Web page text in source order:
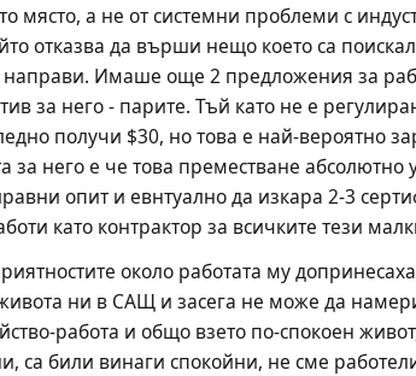
място, а не от системни проблеми с
отказва да върши нещо което са
направи. Имаше още 2 предложения за
за него - парите. Тъй като не е
получи $30, но това е най-вероятно
за него е че това преместване
опит и евнтуално да изкара 2-3
като контрактор за всичките тези
около работата му
ни в САЩ и засега не може да
работа и общо взето по-спокоен
са били винаги спокойни, не сме